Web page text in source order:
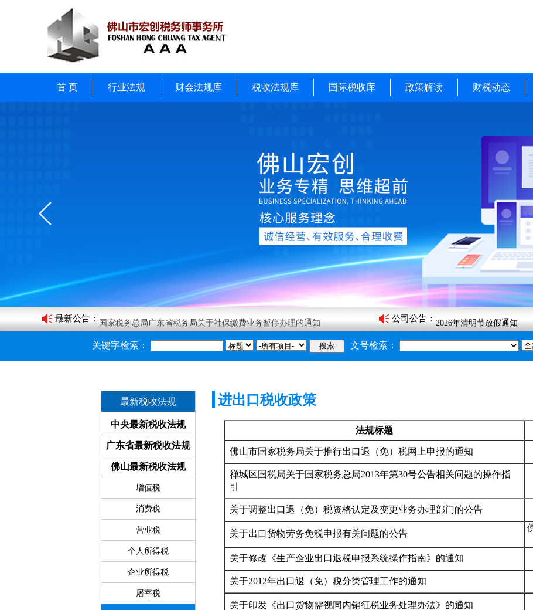
首 页 行业法规 财会法规库 税收法规库 国际税收库 政策解读 财税动态
最新公告 ：
关于税收缴款业务暂停办理的通知
关于延长2025年5月企业职工社会保险费缴款期限有关事项的通告
国家税务总局广东省税务局关于社保缴费业务暂停办理的通知
关于税收缴款业务暂停办理的通知
公司公告 ：
2026年端午节放假通知
2026年五一放假通知
2026年清明节放假通知
2026年元旦放假通知
2025年春节放假通知
关键字检索： 搜索 文号检索：
最新税收法规
中央最新税收法规
广东省最新税收法规
佛山最新税收法规
增值税
消费税
营业税
个人所得税
企业所得税
屠宰税
进出口税收政策
法规标题
佛山市国家税务局关于推行出口退（免）税网上申报的通知
禅城区国税局关于国家税务总局2013年第30号公告相关问题的操作指
引
关于调整出口退（免）税资格认定及变更业务办理部门的公告
关于出口货物劳务免税申报有关问题的公告
关于修改《生产企业出口退税申报系统操作指南》的通知
关于2012年出口退（免）税分类管理工作的通知
关于印发《出口货物需视同内销征税业务处理办法》的通知